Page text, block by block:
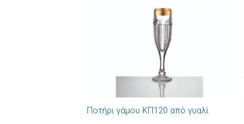
Ποτήρι γάμου ΚΠ120 από γυαλί